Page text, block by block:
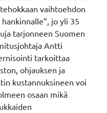
vaihtoehdon
jo yli 35
tarjonneen Suomen
Antti
tarkoittaa
ohjauksen ja
kustannuksineen voi
osaan mikä